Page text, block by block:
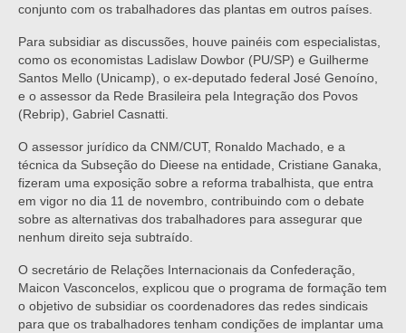
conjunto com os trabalhadores das plantas em outros países.
Para subsidiar as discussões, houve painéis com especialistas,
como os economistas Ladislaw Dowbor (PU/SP) e Guilherme
Santos Mello (Unicamp), o ex-deputado federal José Genoíno,
e o assessor da Rede Brasileira pela Integração dos Povos
(Rebrip), Gabriel Casnatti.
O assessor jurídico da CNM/CUT, Ronaldo Machado, e a
técnica da Subseção do Dieese na entidade, Cristiane Ganaka,
fizeram uma exposição sobre a reforma trabalhista, que entra
em vigor no dia 11 de novembro, contribuindo com o debate
sobre as alternativas dos trabalhadores para assegurar que
nenhum direito seja subtraído.
O secretário de Relações Internacionais da Confederação,
Maicon Vasconcelos, explicou que o programa de formação tem
o objetivo de subsidiar os coordenadores das redes sindicais
para que os trabalhadores tenham condições de implantar uma